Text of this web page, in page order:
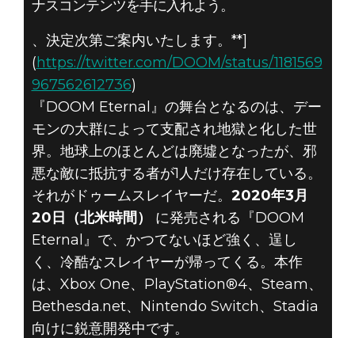
DOOM® Eternal
2019年6月09日
地獄に立ち向か
え – 『DOOM
ETERNAL』3月
20日発売予定
ナスコンテンツを手に入れよう。
、決定次第ご案内いたします。**]
(https://twitter.com/DOOM/status/1181569
967562612736)
『DOOM Eternal』の舞台となるのは、デー
モンの大群によって支配され地獄と化した世
界。地球上のほとんどは廃墟となったが、邪
悪な敵に抵抗する者が1人だけ存在している。
それがドゥームスレイヤーだ。 2020年3月
20日（北米時間）
に発売される『DOOM
Eternal』で、かつてないほど強く、逞し
く、冷酷なスレイヤーが帰ってくる。本作
は、Xbox One、PlayStation®4、Steam、
Bethesda.net、Nintendo Switch、Stadia
向けに鋭意開発中です。